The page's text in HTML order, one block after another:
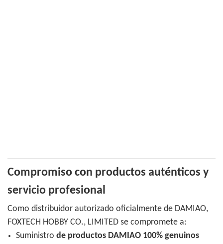
Compromiso con productos auténticos y
servicio profesional
Como distribuidor autorizado oficialmente de DAMIAO,
FOXTECH HOBBY CO., LIMITED se compromete a:
Suministro de productos DAMIAO 100% genuinos